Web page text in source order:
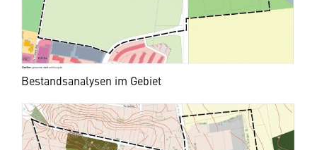
Bestandsanalysen im Gebiet